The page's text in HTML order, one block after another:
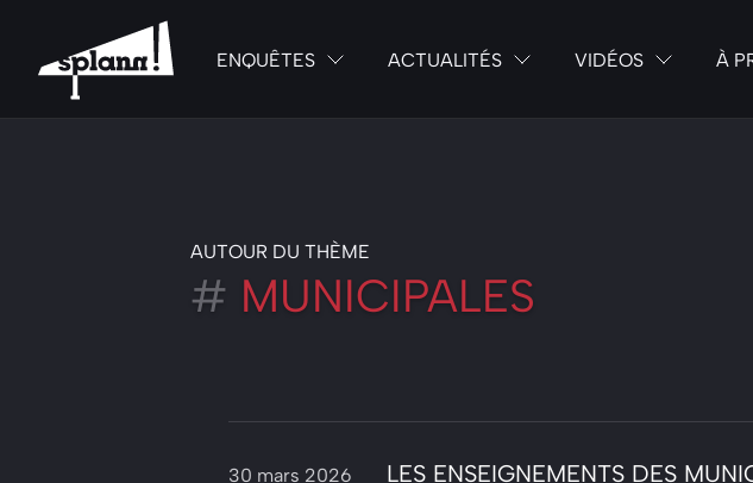
ENQUÊTES ACTUALITÉS VIDÉOS À
AUTOUR DU THÈME
# MUNICIPALES
30 mars 2026
LES ENSEIGNEMENTS DES